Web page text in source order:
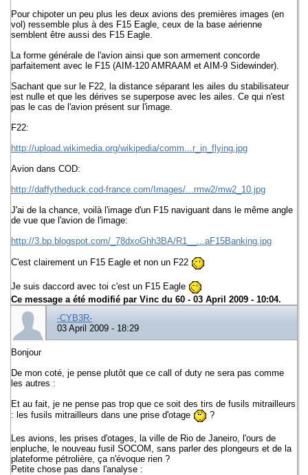
Pour chipoter un peu plus les deux avions des premières images (en
vol) ressemble plus à des F15 Eagle, ceux de la base aérienne
semblent être aussi des F15 Eagle.
La forme générale de l'avion ainsi que son armement concorde
parfaitement avec le F15 (AIM-120 AMRAAM et AIM-9 Sidewinder).
Sachant que sur le F22, la distance séparant les ailes du stabilisateur
est nulle et que les dérives se superpose avec les ailes. Ce qui n'est
pas le cas de l'avion présent sur l'image.
F22:
http://upload.wikimedia.org/wikipedia/comm...r_in_flying.jpg
Avion dans COD:
http://daffytheduck.cod-france.com/Images/...rmw2/mw2_10.jpg
J'ai de la chance, voilà l'image d'un F15 naviguant dans le même angle
de vue que l'avion de l'image:
http://3.bp.blogspot.com/_78dxoGhh3BA/R1__...aF15Banking.jpg
C'est clairement un F15 Eagle et non un F22
Je suis daccord avec toi c'est un F15 Eagle
Ce message a été modifié par Vinc du 60 - 03 April 2009 - 10:04.
-CYB3R-
03 April 2009 - 18:29
Bonjour
De mon coté, je pense plutôt que ce call of duty ne sera pas comme
les autres :
Et au fait, je ne pense pas trop que ce soit des tirs de fusils mitrailleurs
: les fusils mitrailleurs dans une prise d'otage
?
Les avions, les prises d'otages, la ville de Rio de Janeiro, l'ours de
enpluche, le nouveau fusil SOCOM, sans parler des plongeurs et de la
plateforme pétrolière, ça n'évoque rien ?
Petite chose pas dans l'analyse :